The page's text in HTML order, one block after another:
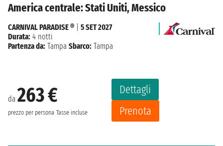
America centrale: Stati Uniti, Messico
da 263 €
prezzo per persona Tasse incluse
Dettagli
Prenota
CARNIVAL PARADISE ®
5 SET 2027
Durata: 4 notti
Partenza da: Tampa Sbarco: Tampa